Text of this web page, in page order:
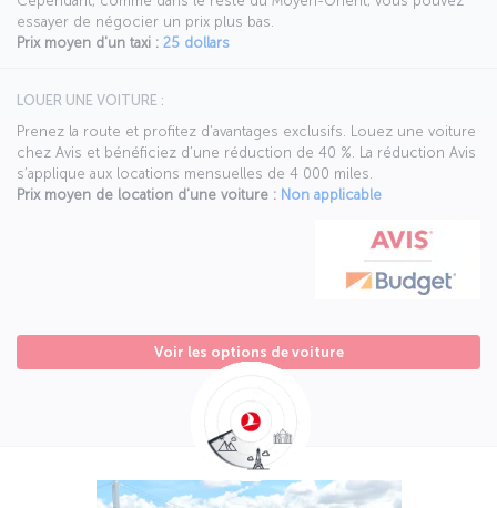
essayer de négocier un prix plus bas.
Prix moyen d'un taxi : 25 dollars
LOUER UNE VOITURE :
Prenez la route et profitez d’avantages exclusifs. Louez une voiture
chez Avis et bénéficiez d’une réduction de 40 %. La réduction Avis
s’applique aux locations mensuelles de 4 000 miles.
Prix moyen de location d'une voiture : Non applicable
Voir les options de voiture